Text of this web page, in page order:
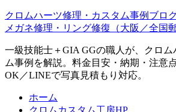
クロムハーツ修理・カスタム事例ブロ
メガネ修理・リング修復（大阪／全国郵
一級技能士＋GIA GGの職人が、クロム
ム事例を解説。料金目安・納期・注意
OK／LINEで写真見積もり対応。
ホーム
クロムカスタム工房HP